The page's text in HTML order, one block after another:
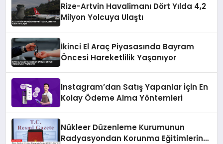
Rize-Artvin Havalimanı Dört Yılda 4,2
Milyon Yolcuya Ulaştı
İkinci El Araç Piyasasında Bayram
Öncesi Hareketlilik Yaşanıyor
Instagram’dan Satış Yapanlar İçin En
Kolay Ödeme Alma Yöntemleri
Nükleer Düzenleme Kurumunun
Radyasyondan Korunma Eğitimlerine